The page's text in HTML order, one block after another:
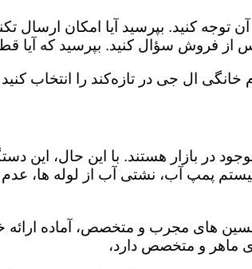
کنید. بپرسید آیا امکان ارسال
سؤال کنید. بپرسید که آیا
خانگی ال جی در تازه‌کند را انتخاب
در بازار هستند. با این حال، این
پمپ آب، نشتی آب از لوله ها،
های مجرب و متخصص، آماده
ماهر و متخصص دارد،